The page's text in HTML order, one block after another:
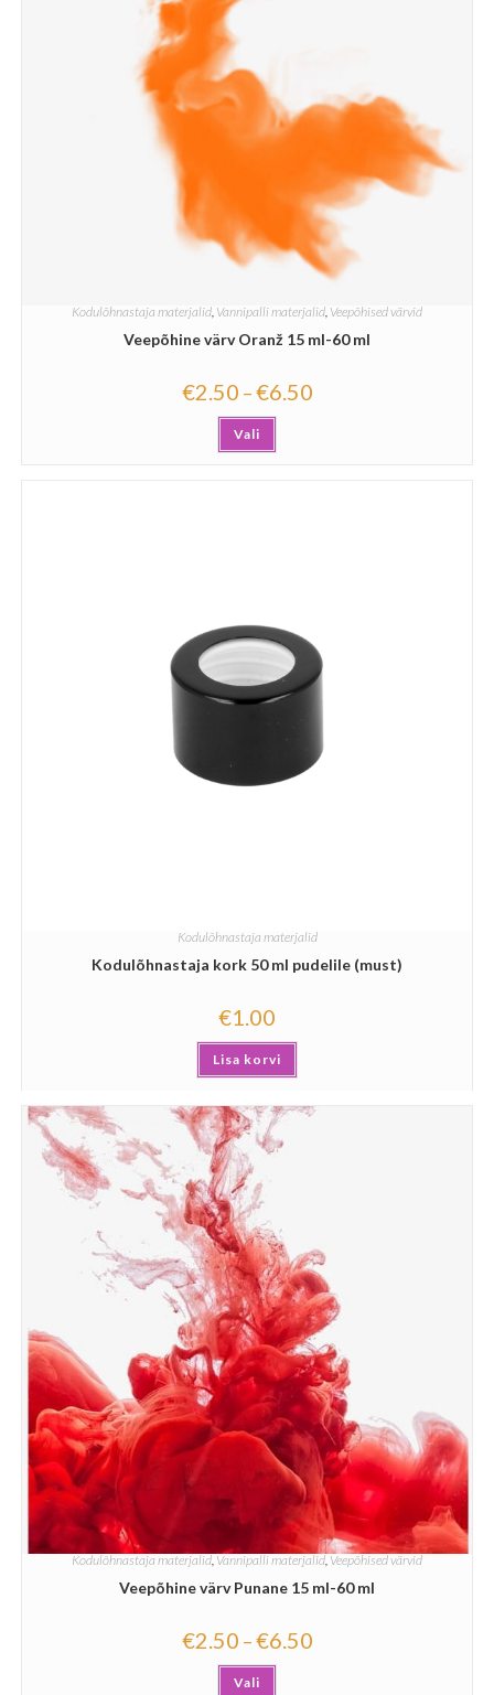
Kodulõhnastaja materjalid, Vannipalli materjalid, Veepõhised värvid
Veepõhine värv Oranž 15 ml-60 ml
€2.50 –€6.50
Vali
Kodulõhnastaja materjalid
Kodulõhnastaja kork 50 ml pudelile (must)
€1.00
Lisa korvi
Kodulõhnastaja materjalid Vannipalli materjalid Veepõhised värvid
Veepõhine värv Punane 15 ml-60 ml
€2.50 –€6.50
Vali